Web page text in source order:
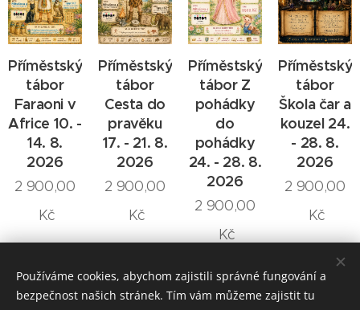
Příměstský
tábor
Faraoni v
Africe 10. -
14. 8.
2026
2 900,00
Kč
Příměstský
tábor
Cesta do
pravěku
17. - 21. 8.
2026
2 900,00
Kč
Příměstský
tábor Z
pohádky
do
pohádky
24. - 28. 8.
2026
2 900,00
Kč
Příměstský
tábor
Škola čar a
kouzel 24.
- 28. 8.
2026
2 900,00
Kč
Používáme cookies, abychom zajistili správné fungování a
bezpečnost našich stránek. Tím vám můžeme zajistit tu